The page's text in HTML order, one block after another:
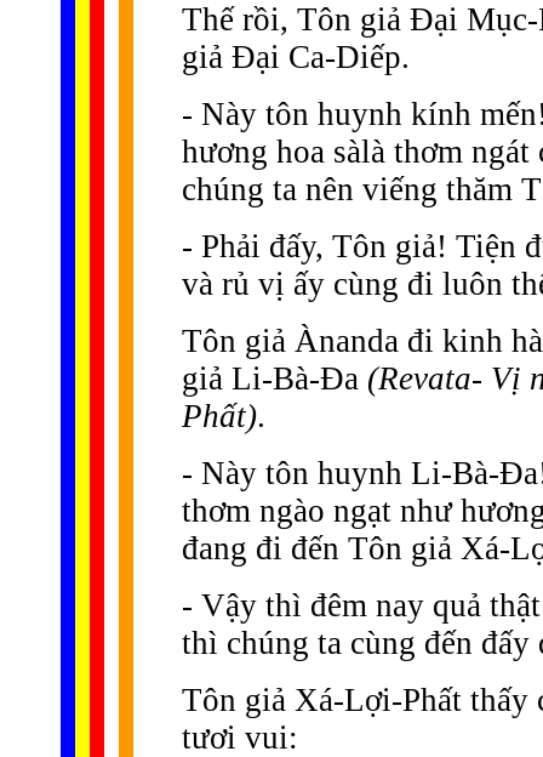
Thế rồi, Tôn giả Ðại Mục-
giả Ðại Ca-Diếp.
- Này tôn huynh kính
hương hoa sàlà thơm
chúng ta nên viếng thăm
- Phải đấy, Tôn giả! Tiện
và rủ vị ấy cùng đi luôn
Tôn giả Ànanda đi kinh
giả Li-Bà-Ða (Revata- Vị
Phất).
- Này tôn huynh Li-Bà-
thơm ngào ngạt như
đang đi đến Tôn giả Xá-
- Vậy thì đêm nay quả
thì chúng ta cùng đến đấy
Tôn giả Xá-Lợi-Phất thấy
tươi vui: